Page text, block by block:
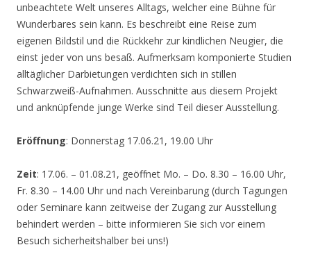
unbeachtete Welt unseres Alltags, welcher eine Bühne für
Wunderbares sein kann. Es beschreibt eine Reise zum
eigenen Bildstil und die Rückkehr zur kindlichen Neugier, die
einst jeder von uns besaß. Aufmerksam komponierte Studien
alltäglicher Darbietungen verdichten sich in stillen
Schwarzweiß-Aufnahmen. Ausschnitte aus diesem Projekt
und anknüpfende junge Werke sind Teil dieser Ausstellung.
Eröffnung: Donnerstag 17.06.21, 19.00 Uhr
Zeit: 17.06. – 01.08.21, geöffnet Mo. – Do. 8.30 – 16.00 Uhr,
Fr. 8.30 – 14.00 Uhr und nach Vereinbarung (durch Tagungen
oder Seminare kann zeitweise der Zugang zur Ausstellung
behindert werden – bitte informieren Sie sich vor einem
Besuch sicherheitshalber bei uns!)